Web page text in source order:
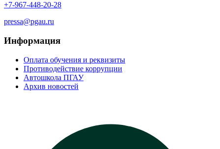
+7-967-448-20-28
pressa@pgau.ru
Информация
Оплата обучения и реквизиты
Противодействие коррупции
Автошкола ПГАУ
Архив новостей